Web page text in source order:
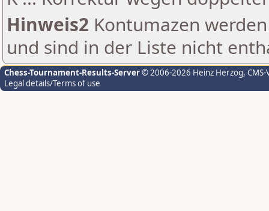
Hinweis2 Kontumazen
und sind in der Liste nicht
Chess-Tournament-Results-Server© 2006-2026 Heinz Herzog,
Legal details/Terms of use